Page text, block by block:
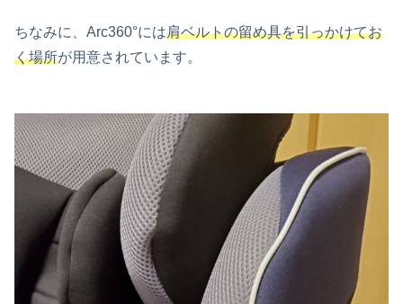
ちなみに、Arc360°には肩ベルトの留め具を引っかけてお
く場所が用意されています。